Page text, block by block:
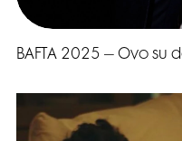
BAFTA 2025 – Ovo